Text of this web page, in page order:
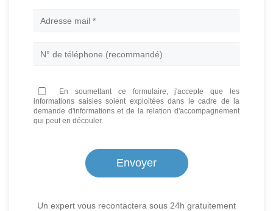
En soumettant ce formulaire, j'accepte que les
informations saisies soient exploitées dans le cadre de la
demande d'informations et de la relation d'accompagnement
qui peut en découler.
Un expert vous recontactera sous 24h gratuitement